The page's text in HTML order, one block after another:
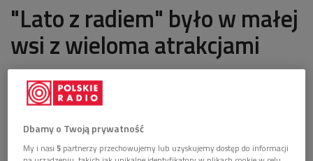
"Lato z radiem" było w małej
wsi z wieloma atrakcjami
ostatnia aktualizacja:
Dbamy o Twoją prywatność
My i nasi5 partnerzy przechowujemy lub uzyskujemy dostęp do informacji